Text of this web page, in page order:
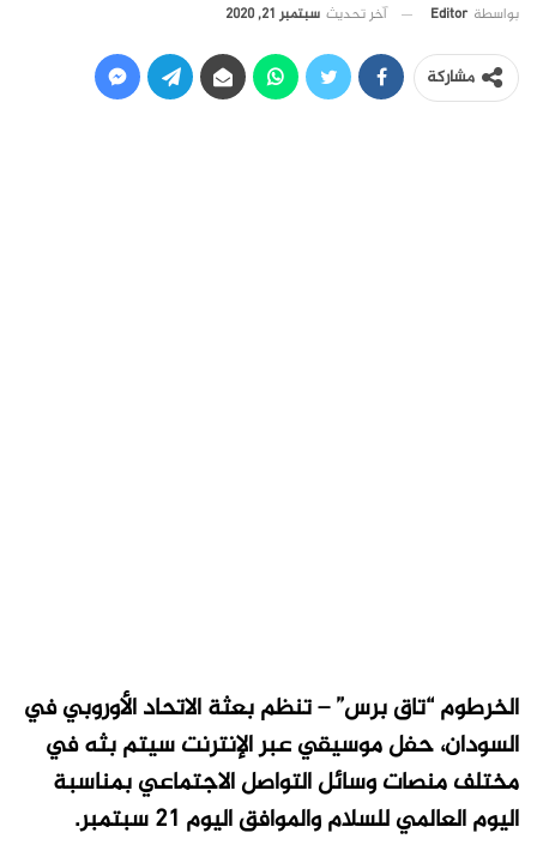
بواسطة Editor آخر تحديث سبتمبر 21, 2020
مشاركة
الخرطوم “تاق برس” – تنظم بعثة الاتحاد الأوروبي في
السودان، حفل موسيقي عبر الإنترنت سيتم بثه في
مختلف منصات وسائل التواصل الاجتماعيبمناسبة
اليوم العالمي للسلام والموافق اليوم ٢١ سبتمبر.